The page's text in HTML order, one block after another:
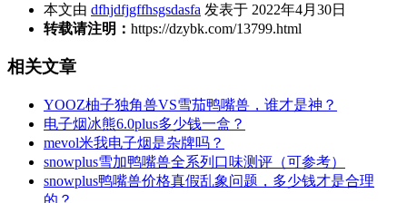
本文由 dfhjdfjgffhsgsdasfa 发表于 2022年4月30日
转载请注明： https://dzybk.com/13799.html
相关文章
YOOZ柚子独角兽VS雪茄鸭嘴兽，谁才是神？
电子烟冰熊6.0plus多少钱一盒？
mevol米我电子烟是杂牌吗？
snowplus雪加鸭嘴兽全系列口味测评（可参考）
snowplus鸭嘴兽价格真假乱象问题，多少钱才是合理